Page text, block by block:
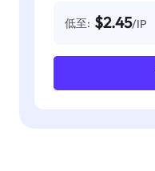
低至: $2.45/IP